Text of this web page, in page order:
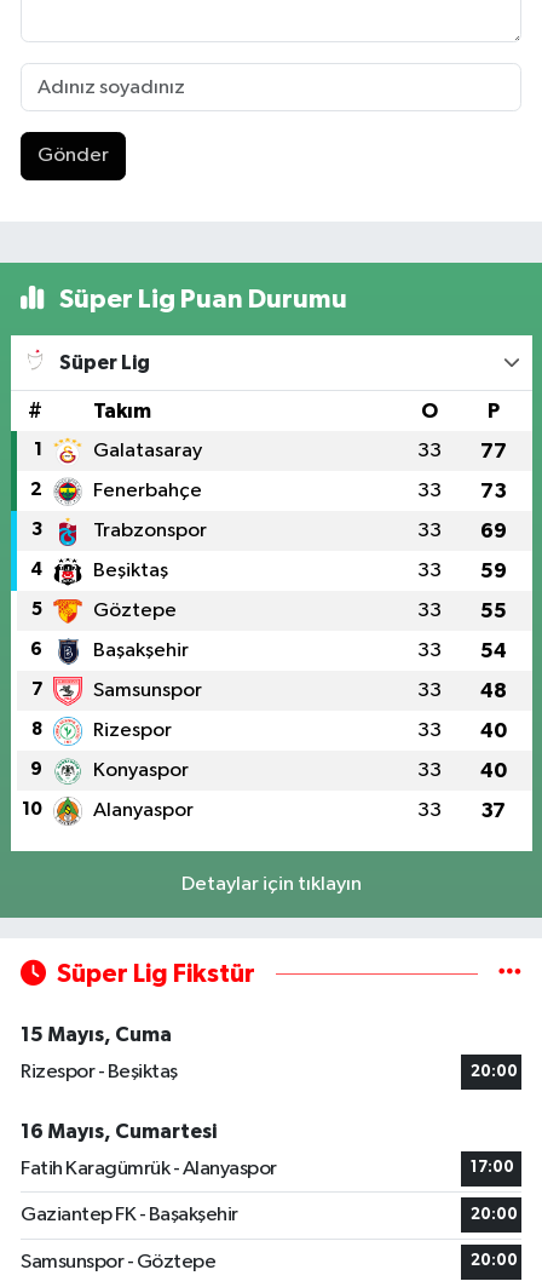
Gönder
Süper Lig Puan Durumu
Süper Lig
# Takım O P
1 Galatasaray 33 77
2 Fenerbahçe 33 73
3 Trabzonspor 33 69
4 Beşiktaş 33 59
5 Göztepe 33 55
6 Başakşehir 33 54
7 Samsunspor 33 48
8 Rizespor 33 40
9 Konyaspor 33 40
10 Alanyaspor 33 37
Detaylar için tıklayın
Süper Lig Fikstür
15 Mayıs, Cuma
Rizespor - Beşiktaş
20:00
16 Mayıs, Cumartesi
Fatih Karagümrük - Alanyaspor
17:00
Gaziantep FK - Başakşehir 20:00
Samsunspor - Göztepe 20:00